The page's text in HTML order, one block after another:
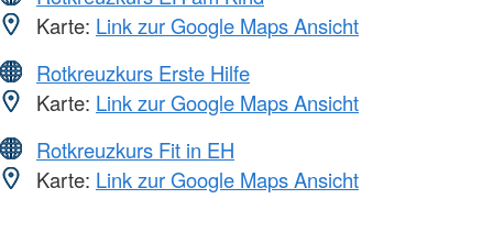
Karte: Link zur Google Maps Ansicht
Rotkreuzkurs Erste Hilfe
Karte: Link zur Google Maps Ansicht
Rotkreuzkurs Fit in EH
Karte: Link zur Google Maps Ansicht